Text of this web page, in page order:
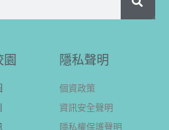
園 隱私聲明
個資政策
資訊安全聲明
隱私權保護聲明